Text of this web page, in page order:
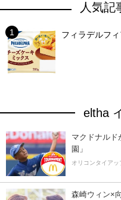
人気記
フィラデルフ
eltha
マクドナルド
園」
オリコンタイアッ
森崎ウィン×